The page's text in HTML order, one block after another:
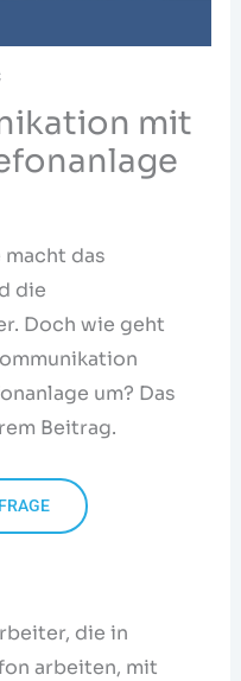
mit
das
die
Doch wie geht
um? Das
Beitrag.
die in
arbeiten, mit